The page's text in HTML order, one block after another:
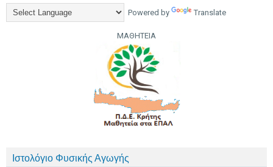
Powered by Translate
ΜΑΘΗΤΕΙΑ
Ιστολόγιο Φυσικής Αγωγής